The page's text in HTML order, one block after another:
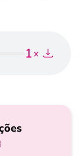
1 x